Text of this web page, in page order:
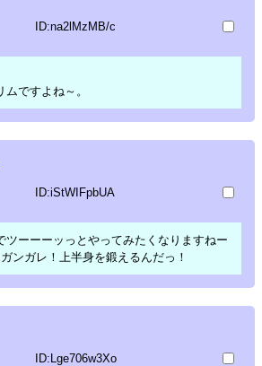
ID:na2lMzMB/c
ムですよね～。
ID:iStWIFpbUA
ツーーーッっとやってみたくなりますねー
ンガレ！上半身を鍛えるんだっ！
ID:Lge706w3Xo